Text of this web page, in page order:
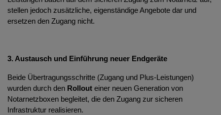
stellen jedoch zusätzliche, eigenständige Angebote dar und
ersetzen den Zugang nicht.
3. Austausch und Einführung neuer Endgeräte
Beide Übertragungsschritte (Zugang und Plus-Leistungen)
wurden durch den Rollout einer neuen Generation von
Notarnetzboxen begleitet, die den Zugang zur sicheren
Infrastruktur realisieren.